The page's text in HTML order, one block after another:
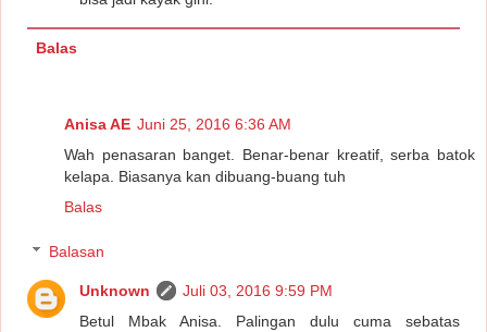
Balas
Anisa AE Juni 25, 2016 6:36 AM
Wah penasaran banget. Benar-benar kreatif, serba batok
kelapa. Biasanya kan dibuang-buang tuh
Balas
Balasan
Unknown
Juli 03, 2016 9:59 PM
Betul Mbak Anisa. Palingan dulu cuma sebatas